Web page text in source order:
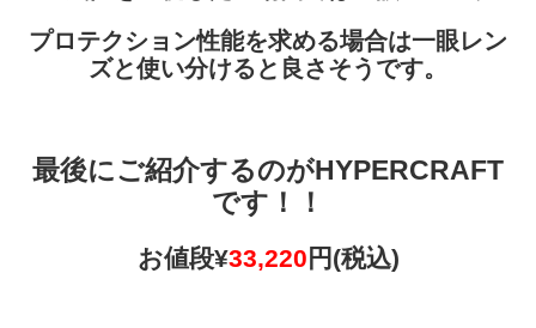
プロテクション性能を求める場合は一眼レン
ズと使い分けると良さそうです。
最後にご紹介するのがHYPERCRAFT
です！！
お値段¥33,220 円(税込)